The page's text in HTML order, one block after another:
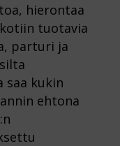
hierontaa
tuotavia
parturi ja
saa kukin
ehtona